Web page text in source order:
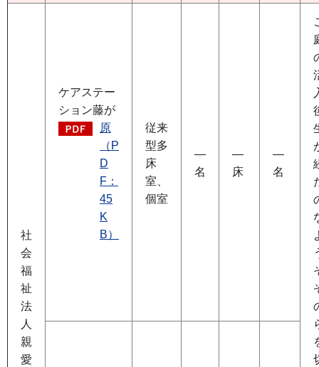
社
会
福
祉
法
人
親
愛
ケアステー
ション藤が
原
（P
D
F：
45
K
B）
従来
型多
床
室、
個室
―
名
―
床
―
名